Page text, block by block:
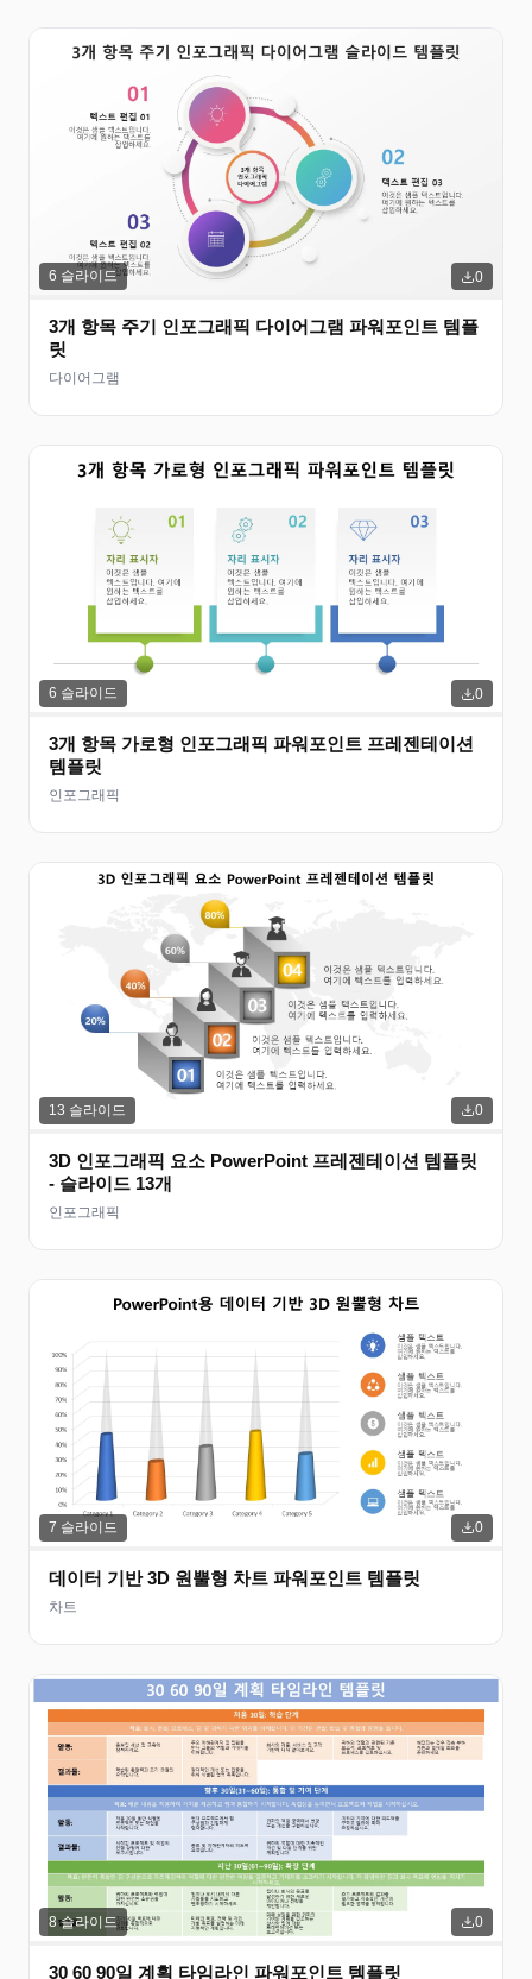
6 슬라이드 0
3개 항목 주기 인포그래픽 다이어그램 파워포인트 템플
릿
다이어그램
6 슬라이드 0
3개 항목 가로형 인포그래픽 파워포인트 프레젠테이션
템플릿
인포그래픽
13 슬라이드 0
3D 인포그래픽 요소 PowerPoint 프레젠테이션 템플릿
- 슬라이드 13개
인포그래픽
7 슬라이드 0
데이터 기반 3D 원뿔형 차트 파워포인트 템플릿
차트
8 슬라이드 0
30 60 90일 계획 타임라인 파워포인트 템플릿